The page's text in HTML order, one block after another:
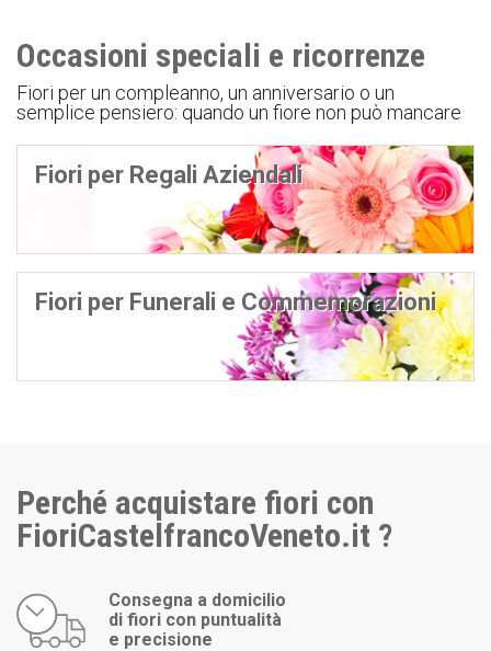
Occasioni speciali e ricorrenze
Fiori per un compleanno, un anniversario o un
semplice pensiero: quando un fiore non può mancare
Fiori per Regali Aziendali
Fiori per Funerali e Commemorazioni
Perché acquistare fiori con
FioriCastelfrancoVeneto.it ?
Consegna a domicilio
di fiori con puntualità
e precisione